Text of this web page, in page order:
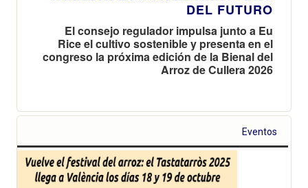
DEL FUTURO
El consejo regulador impulsa junto a Eu
Rice el cultivo sostenible y presenta en el
congreso la próxima edición de la Bienal del
Arroz de Cullera 2026
Eventos